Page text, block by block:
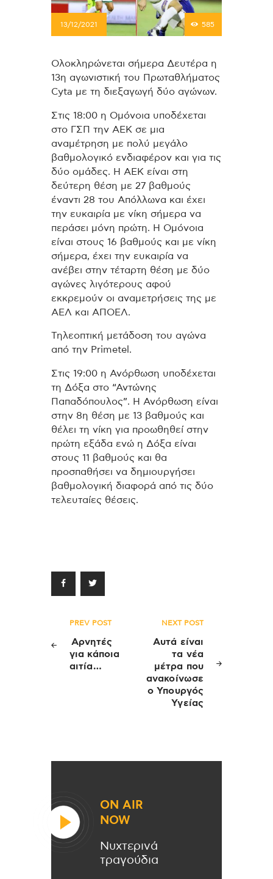
13/12/2021 585
Ολοκληρώνεται σήμερα Δευτέρα η
13η αγωνιστική του Πρωταθλήματος
Cyta με τη διεξαγωγή δύο αγώνων.
Στις 18:00 η Ομόνοια υποδέχεται
στο ΓΣΠ την ΑΕΚ σε μια
αναμέτρηση με πολύ μεγάλο
βαθμολογικό ενδιαφέρον και για τις
δύο ομάδες. Η ΑΕΚ είναι στη
δεύτερη θέση με 27 βαθμούς
έναντι 28 του Απόλλωνα και έχει
την ευκαιρία με νίκη σήμερα να
περάσει μόνη πρώτη. Η Ομόνοια
είναι στους 16 βαθμούς και με νίκη
σήμερα, έχει την ευκαιρία να
ανέβει στην τέταρτη θέση με δύο
αγώνες λιγότερους αφού
εκκρεμούν οι αναμετρήσεις της με
ΑΕΛ και ΑΠΟΕΛ.
Τηλεοπτική μετάδοση του αγώνα
από την Primetel.
Στις 19:00 η Ανόρθωση υποδέχεται
τη Δόξα στο “Αντώνης
Παπαδόπουλος”. Η Ανόρθωση είναι
στην 8η θέση με 13 βαθμούς και
θέλει τη νίκη για προωθηθεί στην
πρώτη εξάδα ενώ η Δόξα είναι
στους 11 βαθμούς και θα
προσπαθήσει να δημιουργήσει
βαθμολογική διαφορά από τις δύο
τελευταίες θέσεις.
Πλοήγηση
άρθρων
PREV POST
Αρνητές
για κάποια
αιτία…
NEXT POST
Αυτά είναι
τα νέα
μέτρα που
ανακοίνωσε
ο Υπουργός
Υγείας
ON AIR
NOW
Νυχτερινά
τραγούδια